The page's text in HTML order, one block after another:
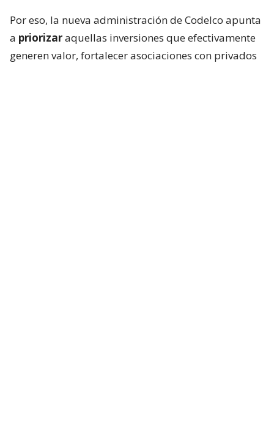
Por eso, la nueva administración de Codelco apunta
a priorizaraquellas inversiones que efectivamente
generen valor, fortalecer asociaciones con privados